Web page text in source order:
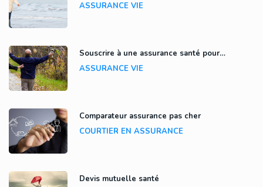
ASSURANCE VIE
Souscrire à une assurance santé pour…
ASSURANCE VIE
Comparateur assurance pas cher
COURTIER EN ASSURANCE
Devis mutuelle santé